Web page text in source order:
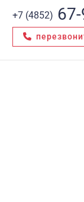
+7 (4852)